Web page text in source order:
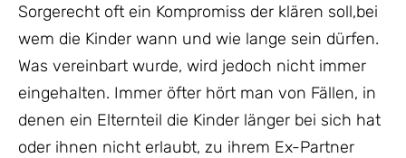
Sorgerecht oft ein Kompromiss der klären soll,bei
wem die Kinder wann und wie lange sein dürfen.
Was vereinbart wurde, wird jedoch nicht immer
eingehalten. Immer öfter hört man von Fällen, in
denen ein Elternteil die Kinder länger bei sich hat
oder ihnen nicht erlaubt, zu ihrem Ex-Partner